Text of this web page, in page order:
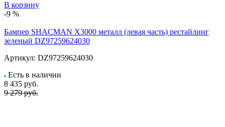
В корзину
-9 %
Бампер SHACMAN X3000 металл (левая часть) рестайлинг
зеленый DZ97259624030
Артикул: DZ97259624030
Есть в наличии
8 435 руб.
9 279 руб.